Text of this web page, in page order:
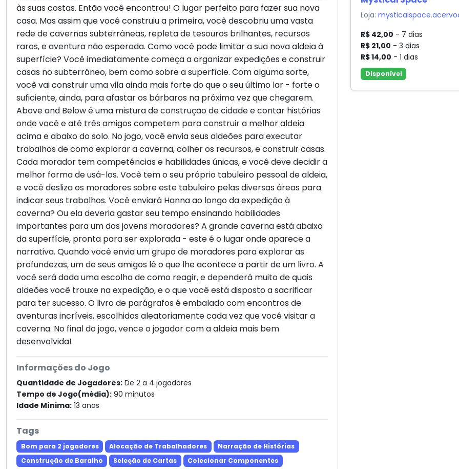
às suas costas. Então você encontrou! O lugar perfeito para fazer sua nova
casa. Mas assim que você construiu a primeira, você descobriu uma vasta
rede de cavernas subterrâneas, repleta de tesouros brilhantes, recursos
raros, e aventura não esperada. Como você pode limitar a sua nova aldeia à
superfície? Você imediatamente começa a organizar expedições e construir
casas no subterrâneo, bem como sobre a superfície. Com alguma sorte,
você vai construir uma vila ainda mais forte do que o seu último lar - forte o
suficiente, ainda, para afastar os bárbaros na próxima vez que chegarem.
Above and Below é uma mistura de construção de cidade e contar histórias
onde você e até três amigos competem para construir a melhor aldeia
acima e abaixo do solo. No jogo, você envia seus aldeões para executar
trabalhos de como explorar a caverna, colher os recursos, e construir casas.
Cada morador tem competências e habilidades únicas, e você deve decidir a
melhor forma de usá-los. Você tem o seu próprio tabuleiro pessoal de aldeia,
e você desliza os moradores sobre este tabuleiro pelas diversas áreas para
indicar seus trabalhos. Você enviará Hanna ao longo da expedição à
caverna? Ou ela deveria gastar seu tempo ensinando habilidades
importantes para um dos jovens moradores? A grande caverna está abaixo
da superfície, pronta para ser explorada - este é o lugar onde aparece a
narrativa. Quando você envia um grupo de moradores para explorar as
profundezas, um de seus amigos lê o que lhe acontece a partir de um livro. A
você será dada uma escolha de como reagir, e dependerá muito de quais
aldeões você trouxe na expedição, e o que você está disposto a sacrificar
para ter sucesso. O livro de parágrafos é embalado com encontros de
aventuras incríveis, escolhidos aleatoriamente cada vez que você visitar a
caverna. No final do jogo, vence o jogador com a aldeia mais bem
desenvolvida!
Informações do Jogo
Quantidade de Jogadores: De 2 a 4 jogadores
Tempo de Jogo(média): 90 minutos
Idade Mínima: 13 anos
Tags
Bom para 2 jogadores Alocação de Trabalhadores
Narração de Histórias
Construção de Baralho
Seleção de Cartas Colecionar Componentes
Loja:
R$ 42,00 - 7 dias
R$ 21,00 - 3 dias
R$ 14,00 - 1 dias
Disponível